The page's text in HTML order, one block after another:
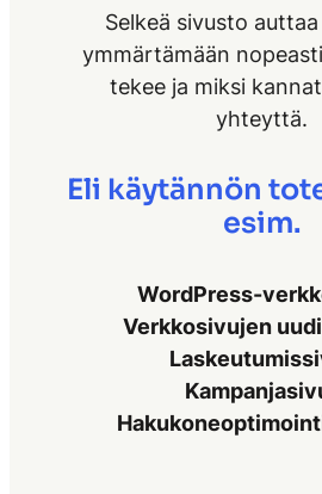
Selkeä sivusto
ymmärtämään
tekee ja miksi
yhteyttä.
Eli käytännön
esim.
WordPress-
Verkkosivujen